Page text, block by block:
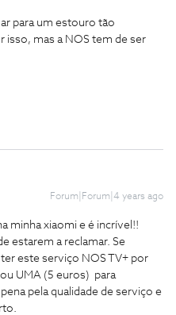
para um estouro tão
isso, mas a NOS tem de ser
Forum|Forum|4 years ago
minha xiaomi e é incrível!!
estarem a reclamar. Se
este serviço NOS TV+ por
UMA (5 euros) para
pela qualidade de serviço e